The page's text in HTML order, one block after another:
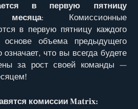
в первую пятницу
месяца: Комиссионные
в первую пятницу каждого
объема предыдущего
что вы всегда будете
за рост своей команды —
комиссии Matrix: